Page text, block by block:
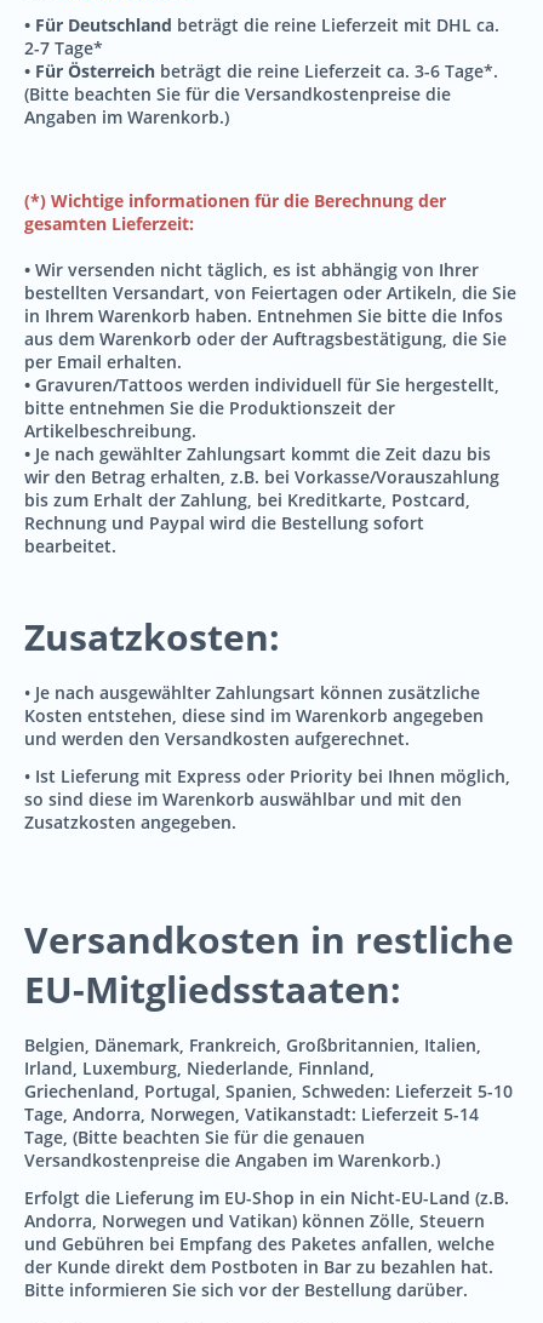
• Für Deutschland beträgt die reine Lieferzeit mit DHL ca.
2-7 Tage*
• Für Österreich beträgt die reine Lieferzeit ca. 3-6 Tage*.
(Bitte beachten Sie für die Versandkostenpreise die
Angaben im Warenkorb.)
(*) Wichtige informationen für die Berechnung der
gesamten Lieferzeit:
• Wir versenden nicht täglich, es ist abhängig von Ihrer
bestellten Versandart, von Feiertagen oder Artikeln, die Sie
in Ihrem Warenkorb haben. Entnehmen Sie bitte die Infos
aus dem Warenkorb oder der Auftragsbestätigung, die Sie
per Email erhalten.
• Gravuren/Tattoos werden individuell für Sie hergestellt,
bitte entnehmen Sie die Produktionszeit der
Artikelbeschreibung.
• Je nach gewählter Zahlungsart kommt die Zeit dazu bis
wir den Betrag erhalten, z.B. bei Vorkasse/Vorauszahlung
bis zum Erhalt der Zahlung, bei Kreditkarte, Postcard,
Rechnung und Paypal wird die Bestellung sofort
bearbeitet.
Zusatzkosten:
• Je nach ausgewählter Zahlungsart können zusätzliche
Kosten entstehen, diese sind im Warenkorb angegeben
und werden den Versandkosten aufgerechnet.
• Ist Lieferung mit Express oder Priority bei Ihnen möglich,
so sind diese im Warenkorb auswählbar und mit den
Zusatzkosten angegeben.
Versandkosten in restliche
EU-Mitgliedsstaaten:
Belgien, Dänemark, Frankreich, Großbritannien, Italien,
Irland, Luxemburg, Niederlande, Finnland,
Griechenland, Portugal, Spanien, Schweden: Lieferzeit 5-10
Tage, Andorra, Norwegen, Vatikanstadt: Lieferzeit 5-14
Tage, (Bitte beachten Sie für die genauen
Versandkostenpreise die Angaben im Warenkorb.)
Erfolgt die Lieferung im EU-Shop in ein Nicht-EU-Land (z.B.
Andorra, Norwegen und Vatikan) können Zölle, Steuern
und Gebühren bei Empfang des Paketes anfallen, welche
der Kunde direkt dem Postboten in Bar zu bezahlen hat.
Bitte informieren Sie sich vor der Bestellung darüber.